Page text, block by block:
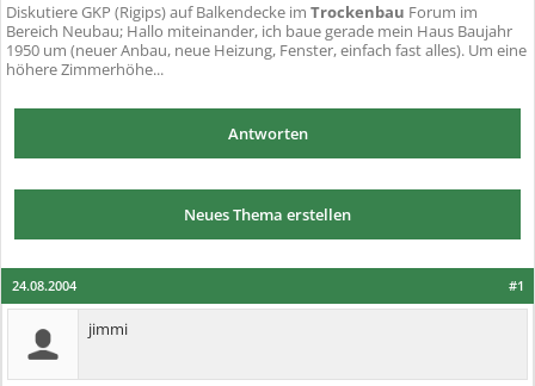
DiskutiereGKP (Rigips) auf Balkendecke im Trockenbau Forum im
Bereich Neubau; Hallo miteinander, ich baue gerade mein Haus Baujahr
1950 um (neuer Anbau, neue Heizung, Fenster, einfach fast alles). Um eine
höhere Zimmerhöhe...
Antworten
Neues Thema erstellen
#1
24.08.2004
jimmi